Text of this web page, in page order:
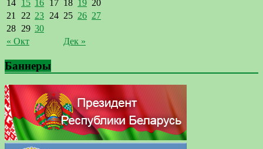
« Окт Дек »
14 15 16 17 18 19 20
21 22 23 24 25 26 27
28 29 30
Баннеры